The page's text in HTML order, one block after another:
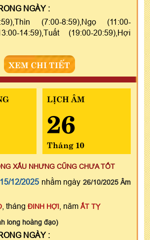
NGÀY :
(7:00-8:59),Ngọ (11:00-
14:59),Tuất (19:00-20:59),Hợi
XEM CHI TIẾT
LỊCH ÂM
26
Tháng 10
XẤU NHƯNG CŨNG CHƯA TỐT
12/2025 nhằm ngày 26/10/2025 Âm
, tháng ĐINH HỢI , năm ẤT TỴ
long hoàng đạo)
NGÀY :